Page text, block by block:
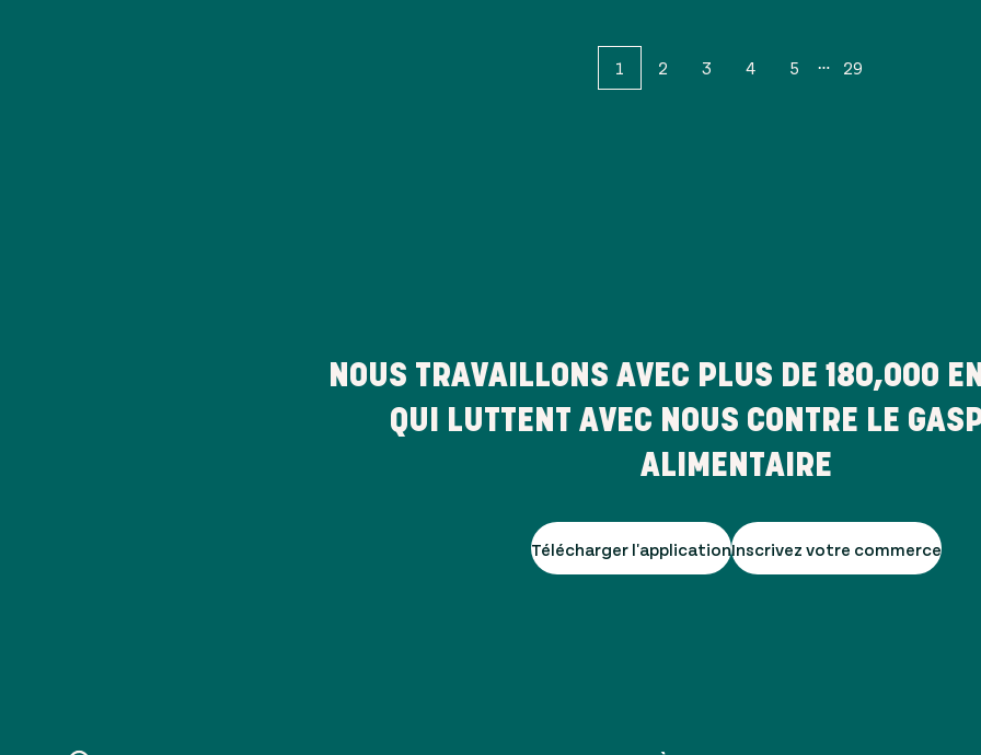
1 2 3 4 5 29
NOUS TRAVAILLONS AVEC PLUS DE 180,000
QUI LUTTENT AVEC NOUS CONTRE LE
ALIMENTAIRE
Télécharger l'applicationInscrivez votre commerce